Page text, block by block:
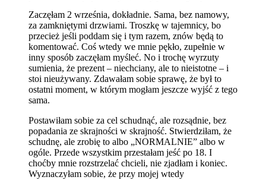
Zaczęłam 2 września, dokładnie. Sama, bez namowy,
za zamkniętymi drzwiami. Troszkę w tajemnicy, bo
przecież jeśli poddam się i tym razem, znów będą to
komentować. Coś wtedy we mnie pękło, zupełnie w
inny sposób zaczęłam myśleć. No i trochę wyrzuty
sumienia, że prezent – niechciany, ale to nieistotne – i
stoi nieużywany. Zdawałam sobie sprawę, że był to
ostatni moment, w którym mogłam jeszcze wyjść z tego
sama.
Postawiłam sobie za cel schudnąć, ale rozsądnie, bez
popadania ze skrajności w skrajność. Stwierdziłam, że
schudnę, ale zrobię to albo „NORMALNIE” albo w
ogóle. Przede wszystkim przestałam jeść po 18. I
choćby mnie rozstrzelać chcieli, nie zjadłam i koniec.
Wyznaczyłam sobie, że przy mojej wtedy